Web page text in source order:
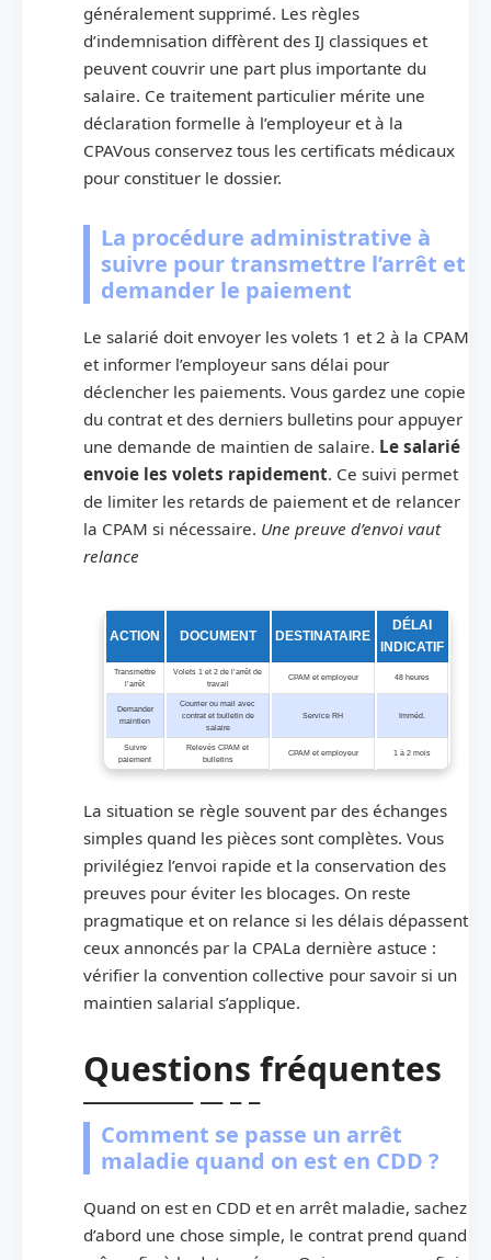
généralement supprimé. Les règles
d’indemnisation diffèrent des IJ classiques et
peuvent couvrir une part plus importante du
salaire. Ce traitement particulier mérite une
déclaration formelle à l’employeur et à la
CPAVous conservez tous les certificats médicaux
pour constituer le dossier.
La procédure administrative à
suivre pour transmettre l’arrêt et
demander le paiement
Le salarié doit envoyer les volets 1 et 2 à la CPAM
et informer l’employeur sans délai pour
déclencher les paiements. Vous gardez une copie
du contrat et des derniers bulletins pour appuyer
une demande de maintien de salaire. Le salarié
envoie les volets rapidement. Ce suivi permet
de limiter les retards de paiement et de relancer
la CPAM si nécessaire. Une preuve d’envoi vaut
relance
ACTION DOCUMENT DESTINATAIRE
DÉLAI
INDICATIF
Transmettre
l’arrêt
Volets 1 et 2 de l’arrêt de
travail
CPAM et employeur 48 heures
Demander
maintien
Courrier ou mail avec
contrat et bulletin de
salaire
Service RH Imméd.
Suivre
paiement
Relevés CPAM et
bulletins
CPAM et employeur 1 à 2 mois
La situation se règle souvent par des échanges
simples quand les pièces sont complètes. Vous
privilégiez l’envoi rapide et la conservation des
preuves pour éviter les blocages. On reste
pragmatique et on relance si les délais dépassent
ceux annoncés par la CPALa dernière astuce :
vérifier la convention collective pour savoir si un
maintien salarial s’applique.
Questions fréquentes
Comment se passe un arrêt
maladie quand on est en CDD ?
Quand on est en CDD et en arrêt maladie, sachez
d’abord une chose simple, le contrat prend quand